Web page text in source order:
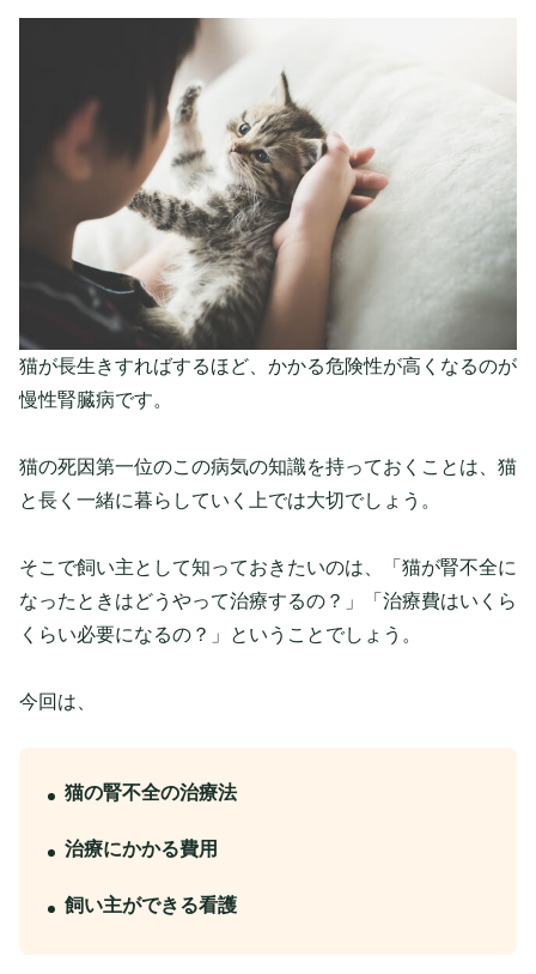
猫が長生きすればするほど、かかる危険性が高くなるのが
慢性腎臓病です。
猫の死因第一位のこの病気の知識を持っておくことは、猫
と長く一緒に暮らしていく上では大切でしょう。
そこで飼い主として知っておきたいのは、「 猫が腎不全に
なったときはどうやって治療するの？」「治療費はいくら
くらい必要になるの？」ということ でしょう。
今回は、
猫の腎不全の治療法
治療にかかる費用
飼い主ができる看護